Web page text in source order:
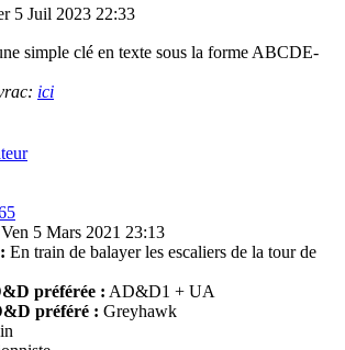
5 Juil 2023 22:33
simple clé en texte sous la forme ABCDE-
ici
Ven 5 Mars 2021 23:13
En train de balayer les escaliers de la tour de
préférée : AD&D1 + UA
préféré : Greyhawk